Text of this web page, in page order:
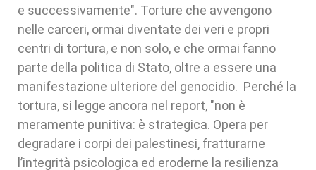
e successivamente". Torture che avvengono
nelle carceri, ormai diventate dei veri e propri
centri di tortura, e non solo, e che ormai fanno
parte della politica di Stato, oltre a essere una
manifestazione ulteriore del genocidio. Perché la
tortura, si legge ancora nel report, "non è
meramente punitiva: è strategica. Opera per
degradare i corpi dei palestinesi, fratturarne
l’integrità psicologica ed eroderne la resilienza